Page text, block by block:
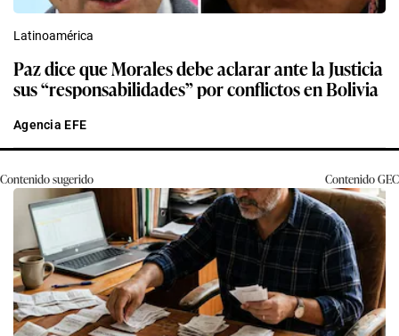
Latinoamérica
Paz dice que Morales debe aclarar ante la Justicia
sus “responsabilidades” por conflictos en Bolivia
Agencia EFE
Contenido sugerido ContenidoGEC